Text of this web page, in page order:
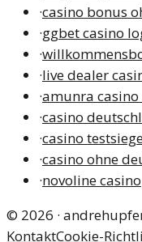
·casino bonus
·ggbet casino
·
·live dealer
·amunra casino
·casino
·casino
·casino ohne
·novoline casino
© 2026 ·
KontaktCookie-